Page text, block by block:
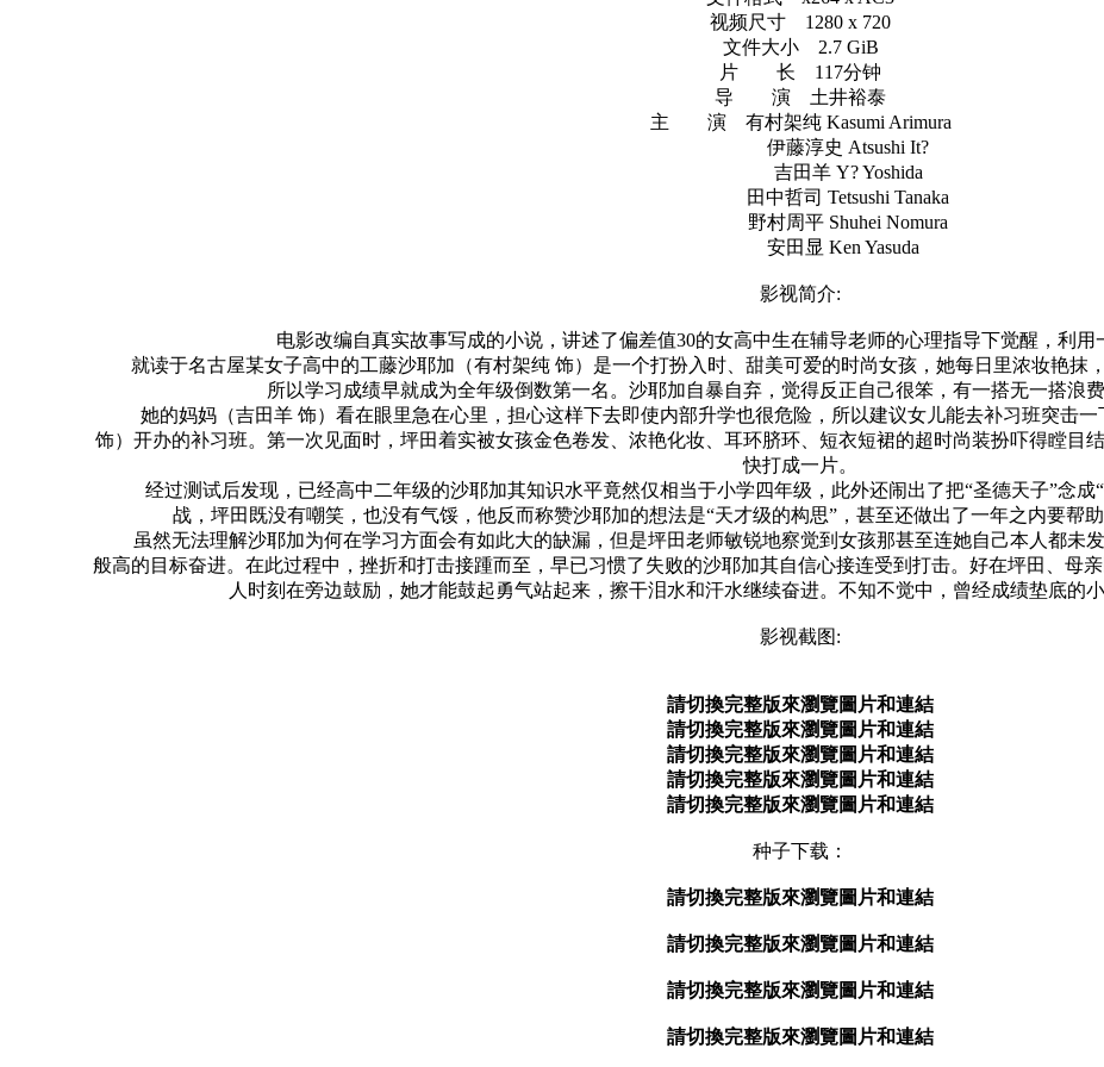
视频尺寸 1280 x 720
文件大小 2.7 GiB
片 长 117分钟
导 演 土井裕泰
主 演 有村架纯 Kasumi Arimura
伊藤淳史 Atsushi It?
吉田羊 Y? Yoshida
田中哲司 Tetsushi Tanaka
野村周平 Shuhei Nomura
安田显 Ken Yasuda
影视简介:
电影改编自真实故事写成的小说，讲述了偏差值30的女高中生在辅导老师的心理指导下觉醒，利用
就读于名古屋某女子高中的工藤沙耶加（有村架纯 饰）是一个打扮入时、甜美可爱的时尚女孩，她每日里浓妆艳抹
所以学习成绩早就成为全年级倒数第一名。沙耶加自暴自弃，觉得反正自己很笨，有一搭无一搭浪
她的妈妈（吉田羊 饰）看在眼里急在心里，担心这样下去即使内部升学也很危险，所以建议女儿能去补习班突击一
饰）开办的补习班。第一次见面时，坪田着实被女孩金色卷发、浓艳化妆、耳环脐环、短衣短裙的超时尚装扮吓得瞠目
快打成一片。
经过测试后发现，已经高中二年级的沙耶加其知识水平竟然仅相当于小学四年级，此外还闹出了把“圣德天子”念成
战，坪田既没有嘲笑，也没有气馁，他反而称赞沙耶加的想法是“天才级的构思”，甚至还做出了一年之内要帮
虽然无法理解沙耶加为何在学习方面会有如此大的缺漏，但是坪田老师敏锐地察觉到女孩那甚至连她自己本人都未
般高的目标奋进。在此过程中，挫折和打击接踵而至，早已习惯了失败的沙耶加其自信心接连受到打击。好在坪田、母
人时刻在旁边鼓励，她才能鼓起勇气站起来，擦干泪水和汗水继续奋进。不知不觉中，曾经成绩垫底
影视截图:
請切換完整版來瀏覽圖片和連結
請切換完整版來瀏覽圖片和連結
請切換完整版來瀏覽圖片和連結
請切換完整版來瀏覽圖片和連結
請切換完整版來瀏覽圖片和連結
种子下载：
請切換完整版來瀏覽圖片和連結
請切換完整版來瀏覽圖片和連結
請切換完整版來瀏覽圖片和連結
請切換完整版來瀏覽圖片和連結